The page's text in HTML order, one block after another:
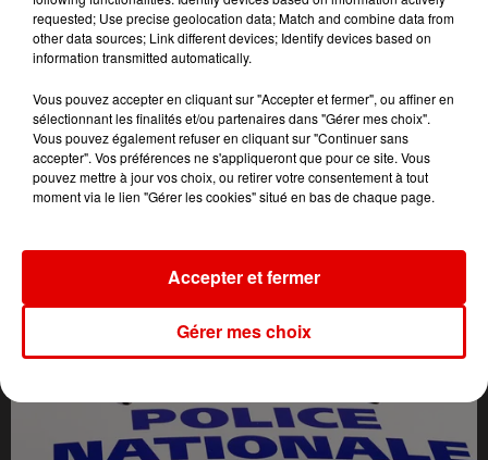
L'ACTU DES ARDENNES
requested; Use precise geolocation data; Match and combine data from
other data sources; Link different devices; Identify devices based on
information transmitted automatically.
Vous pouvez accepter en cliquant sur "Accepter et fermer", ou affiner en
sélectionnant les finalités et/ou partenaires dans "Gérer mes choix".
Vous pouvez également refuser en cliquant sur "Continuer sans
accepter". Vos préférences ne s'appliqueront que pour ce site. Vous
pouvez mettre à jour vos choix, ou retirer votre consentement à tout
moment via le lien "Gérer les cookies" situé en bas de chaque page.
Gérer mes choix
Accepter et fermer